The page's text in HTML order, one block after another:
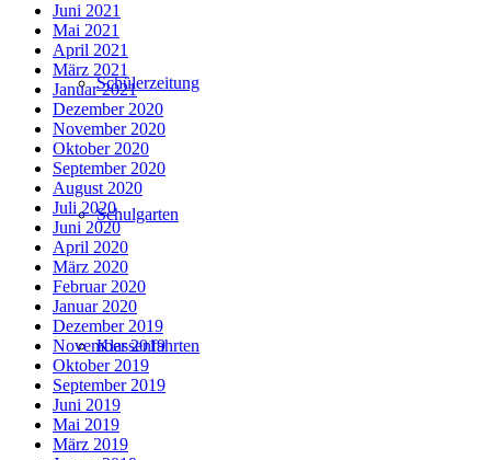
Schülerzeitung
Schulgarten
Klassenfahrten
Juni 2021
Mai 2021
April 2021
März 2021
Januar 2021
Dezember 2020
November 2020
Oktober 2020
September 2020
August 2020
Juli 2020
Juni 2020
April 2020
März 2020
Februar 2020
Januar 2020
Dezember 2019
November 2019
Oktober 2019
September 2019
Juni 2019
Mai 2019
März 2019